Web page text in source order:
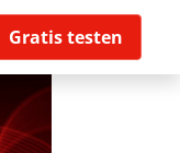
Gratis testen